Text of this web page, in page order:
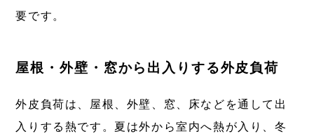
要です。
屋根・外壁・窓から出入りする外皮負荷
外皮負荷は、屋根、外壁、窓、床などを通して出
入りする熱です。夏は外から室内へ熱が入り、冬